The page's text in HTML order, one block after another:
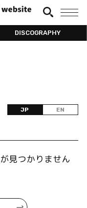
DISCOGRAPHY
JP EN
見つかりません